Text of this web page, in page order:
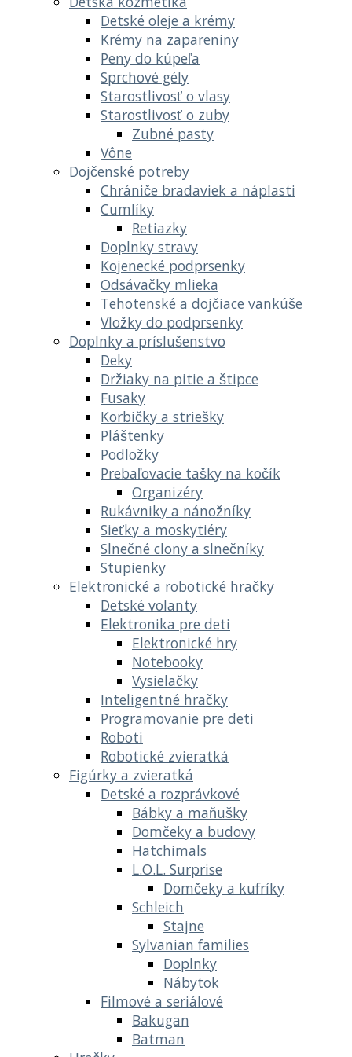
Detské oleje a krémy
Krémy na zapareniny
Peny do kúpeľa
Sprchové gély
Starostlivosť o vlasy
Starostlivosť o zuby
Zubné pasty
Vône
Dojčenské potreby
Chrániče bradaviek a náplasti
Cumlíky
Retiazky
Doplnky stravy
Kojenecké podprsenky
Odsávačky mlieka
Tehotenské a dojčiace vankúše
Vložky do podprsenky
Doplnky a príslušenstvo
Deky
Držiaky na pitie a štipce
Fusaky
Korbičky a striešky
Pláštenky
Podložky
Prebaľovacie tašky na kočík
Organizéry
Rukávniky a nánožníky
Sieťky a moskytiéry
Slnečné clony a slnečníky
Stupienky
Elektronické a robotické hračky
Detské volanty
Elektronika pre deti
Elektronické hry
Notebooky
Vysielačky
Inteligentné hračky
Programovanie pre deti
Roboti
Robotické zvieratká
Figúrky a zvieratká
Detské a rozprávkové
Bábky a maňušky
Domčeky a budovy
Hatchimals
L.O.L. Surprise
Domčeky a kufríky
Schleich
Stajne
Sylvanian families
Doplnky
Nábytok
Filmové a seriálové
Bakugan
Batman